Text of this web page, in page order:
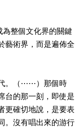
為整個文化界的關鍵
藝術界，而是遍佈全
。（⋯⋯）那個時
台的那一刻，即使是
更確切地說，是要表
。沒有唱出來的游行